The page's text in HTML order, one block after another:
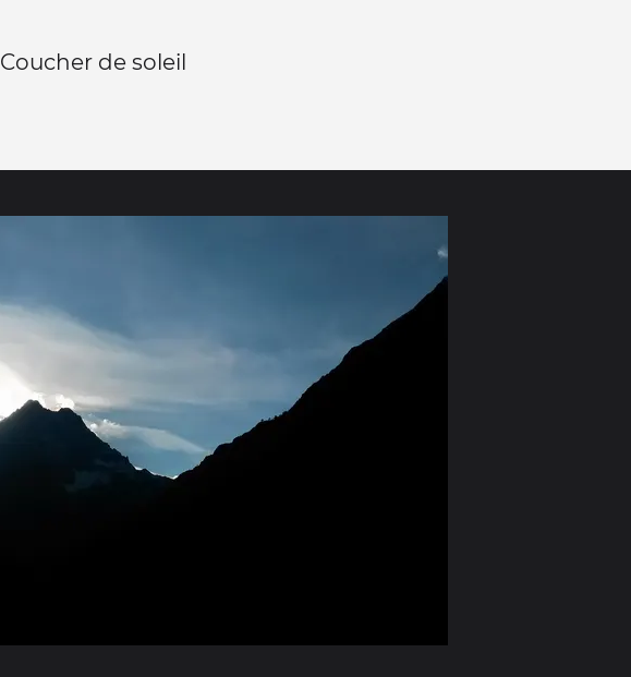
Coucher de soleil